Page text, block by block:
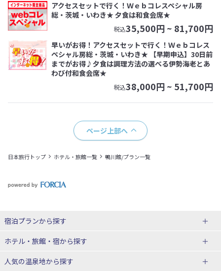
アクセスセットで行く！Ｗｅｂコレスペシャル房
総・茨城・いわき★ 夕食は和食会席★
税込35,500円 ~ 81,700円
早いがお得！アクセスセットで行く！Ｗｅｂコレス
ペシャル房総・茨城・いわき★ 【早期申込】30日前
までがお得♪夕食は調理方法の選べる伊勢海老とあ
わび付和食会席★
税込38,000円 ~ 51,700円
ページ上部へ
日本旅行トップ ホテル・旅館一覧 鴨川館/プラン一覧
宿泊プランから探す
北海道
東北
ホテル・旅館・宿から探す
北海道ホテル・旅館
人気の温泉地から探す